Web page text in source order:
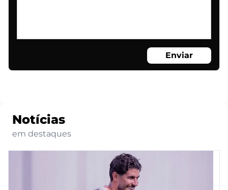
Enviar
Notícias
em destaques